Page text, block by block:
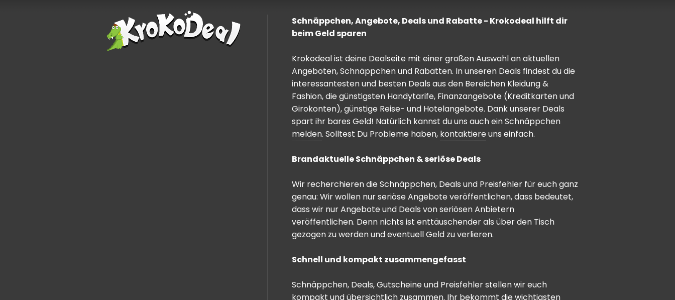
Schnäppchen, Angebote, Deals und Rabatte - Krokodeal hilft dir
beim Geld sparen
Krokodeal ist deine Dealseite mit einer großen Auswahl an aktuellen
Angeboten, Schnäppchen und Rabatten. In unseren Deals findest du die
interessantesten und besten Deals aus den Bereichen Kleidung &
Fashion, die günstigsten Handytarife, Finanzangebote (Kreditkarten und
Girokonten), günstige Reise- und Hotelangebote. Dank unserer Deals
spart ihr bares Geld! Natürlich kannst du uns auch ein Schnäppchen
melden. Solltest Du Probleme haben, kontaktiere uns einfach.
Brandaktuelle Schnäppchen & seriöse Deals
Wir recherchieren die Schnäppchen, Deals und Preisfehler für euch ganz
genau: Wir wollen nur seriöse Angebote veröffentlichen, dass bedeutet,
dass wir nur Angebote und Deals von seriösen Anbietern
veröffentlichen. Denn nichts ist enttäuschender als über den Tisch
gezogen zu werden und eventuell Geld zu verlieren.
Schnell und kompakt zusammengefasst
Schnäppchen, Deals, Gutscheine und Preisfehler stellen wir euch
kompakt und übersichtlich zusammen. Ihr bekommt die wichtigsten